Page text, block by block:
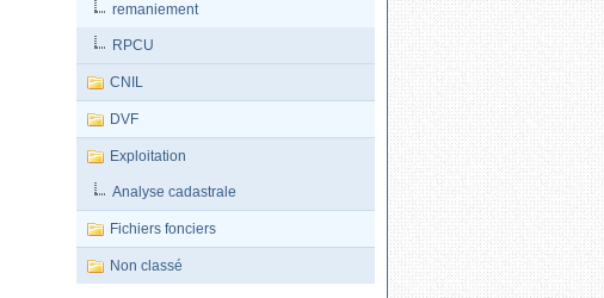
remaniement
RPCU
CNIL
DVF
Exploitation
Analyse cadastrale
Fichiers fonciers
Non classé